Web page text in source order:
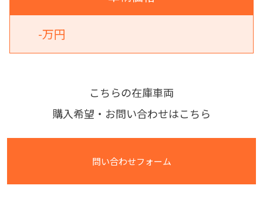
-万円
こちらの在庫車両
購入希望・お問い合わせはこちら
問い合わせフォーム